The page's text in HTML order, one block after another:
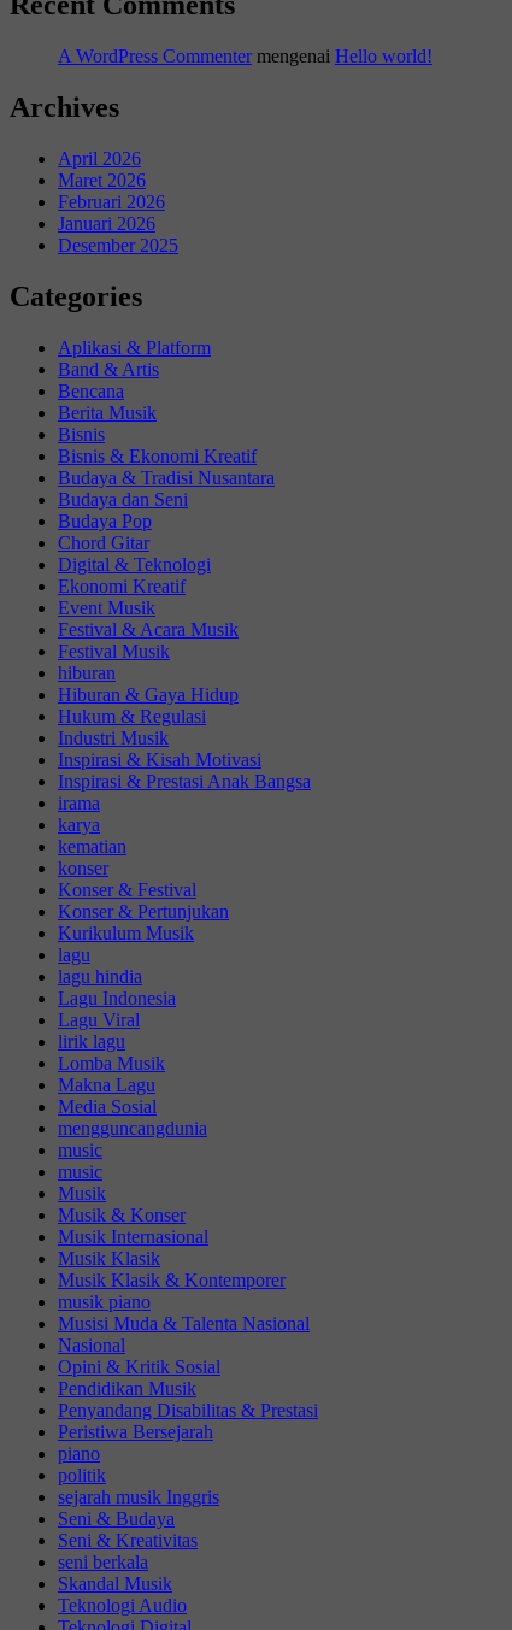
A WordPress Commentermengenai Hello world!
Archives
April 2026
Maret 2026
Februari 2026
Januari 2026
Desember 2025
Categories
Aplikasi & Platform
Band & Artis
Bencana
Berita Musik
Bisnis
Bisnis & Ekonomi Kreatif
Budaya & Tradisi Nusantara
Budaya dan Seni
Budaya Pop
Chord Gitar
Digital & Teknologi
Ekonomi Kreatif
Event Musik
Festival & Acara Musik
Festival Musik
hiburan
Hiburan & Gaya Hidup
Hukum & Regulasi
Industri Musik
Inspirasi & Kisah Motivasi
Inspirasi & Prestasi Anak Bangsa
irama
karya
kematian
konser
Konser & Festival
Konser & Pertunjukan
Kurikulum Musik
lagu
lagu hindia
Lagu Indonesia
Lagu Viral
lirik lagu
Lomba Musik
Makna Lagu
Media Sosial
mengguncangdunia
music
music
Musik
Musik & Konser
Musik Internasional
Musik Klasik
Musik Klasik & Kontemporer
musik piano
Musisi Muda & Talenta Nasional
Nasional
Opini & Kritik Sosial
Pendidikan Musik
Penyandang Disabilitas & Prestasi
Peristiwa Bersejarah
piano
politik
sejarah musik Inggris
Seni & Budaya
Seni & Kreativitas
seni berkala
Skandal Musik
Teknologi Audio